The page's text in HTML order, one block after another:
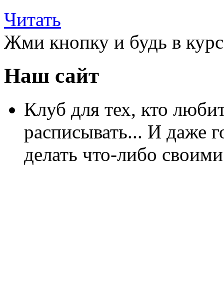
Читать
Жми кнопку и будь в
Наш сайт
Клуб для тех, кто
расписывать... И даже
делать что-либо